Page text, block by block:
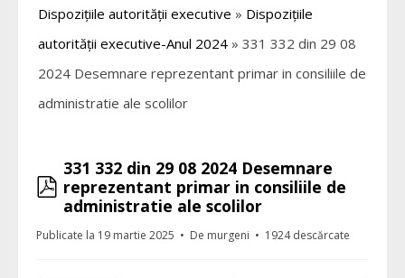
Dispozițiile autorității executive » Dispozițiile
autorității executive-Anul 2024 » 331 332 din 29 08
2024 Desemnare reprezentant primar in consiliile de
administratie ale scolilor
pdf
331 332 din 29 08 2024 Desemnare
reprezentant primar in consiliile de
administratie ale scolilor
Publicate la 19 martie 2025 De murgeni 1924 descărcate